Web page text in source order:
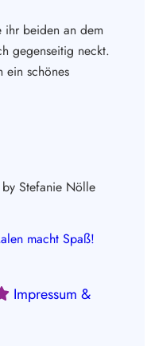
beiden an dem
gegenseitig neckt.
ein schönes
Stefanie Nölle
macht Spaß!
Impressum &